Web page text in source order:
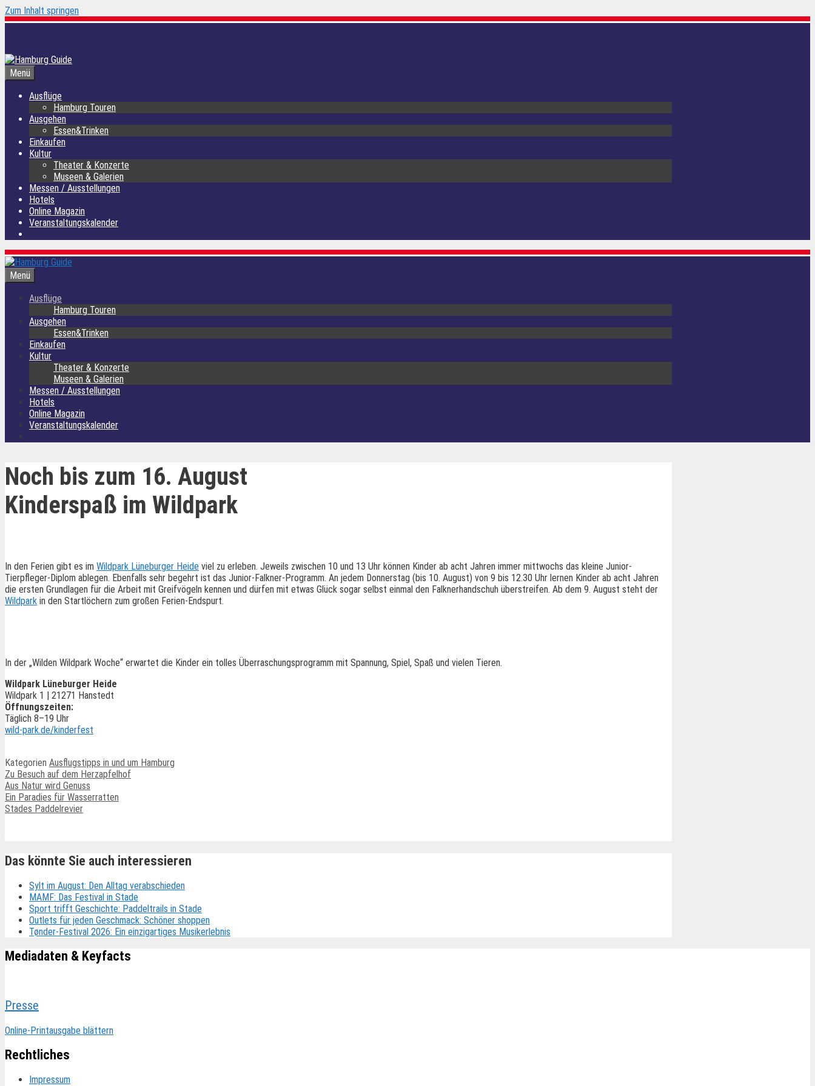
Zum Inhalt springen
Menü
Ausflüge
Hamburg Touren
Ausgehen
Essen&Trinken
Einkaufen
Kultur
Theater & Konzerte
Museen & Galerien
Messen / Ausstellungen
Hotels
Online Magazin
Veranstaltungskalender
Menü
Ausflüge
Hamburg Touren
Ausgehen
Essen&Trinken
Einkaufen
Kultur
Theater & Konzerte
Museen & Galerien
Messen / Ausstellungen
Hotels
Online Magazin
Veranstaltungskalender
Noch bis zum 16. August
Kinderspaß im Wildpark
In den Ferien gibt es im Wildpark Lüneburger Heide viel zu erleben. Jeweils zwischen 10 und 13 Uhr können Kinder ab acht Jahren immer mittwochs das kleine Junior-
Tierpfleger-Diplom ablegen. Ebenfalls sehr begehrt ist das Junior-Falkner-Programm. An jedem Donnerstag (bis 10. August) von 9 bis 12.30 Uhr lernen Kinder ab acht Jahren
die ersten Grundlagen für die Arbeit mit Greifvögeln kennen und dürfen mit etwas Glück sogar selbst einmal den Falknerhandschuh überstreifen. Ab dem 9. August steht der
Wildpark in den Startlöchern zum großen Ferien-Endspurt.
In der „Wilden Wildpark Woche“ erwartet die Kinder ein tolles Überraschungsprogramm mit Spannung, Spiel, Spaß und vielen Tieren.
Wildpark Lüneburger Heide
Wildpark 1 | 21271 Hanstedt
Öffnungszeiten:
Täglich 8–19 Uhr
wild-park.de/kinderfest
Kategorien Ausflugstipps in und um Hamburg
Zu Besuch auf dem Herzapfelhof
Aus Natur wird Genuss
Ein Paradies für Wasserratten
Stades Paddelrevier
Das könnte Sie auch interessieren
Sylt im August: Den Alltag verabschieden
MAMF: Das Festival in Stade
Sport trifft Geschichte: Paddeltrails in Stade
Outlets für jeden Geschmack: Schöner shoppen
Tønder-Festival 2026: Ein einzigartiges Musikerlebnis
Mediadaten & Keyfacts
Presse
Online-Printausgabe blättern
Rechtliches
Impressum